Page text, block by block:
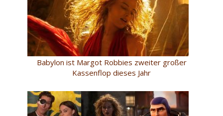
Babylon ist Margot Robbies zweiter großer
Kassenflop dieses Jahr